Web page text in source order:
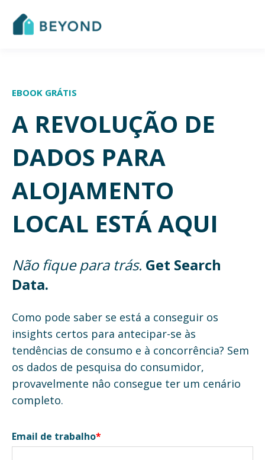
EBOOK GRÁTIS
A REVOLUÇÃO DE
DADOS PARA
ALOJAMENTO
LOCAL ESTÁ AQUI
Não fique para trás. Get Search
Data.
Como pode saber se está a conseguir os
insights certos para antecipar-se às
tendências de consumo e à concorrência? Sem
os dados de pesquisa do consumidor,
provavelmente nâo consegue ter um cenário
completo.
Email de trabalho*